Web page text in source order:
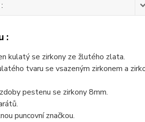
:
kulatý se zirkony ze žlutého zlata.
tvaru se vsazeným zirkonem a
pestenu se zirkony 8mm.
puncovní značkou.